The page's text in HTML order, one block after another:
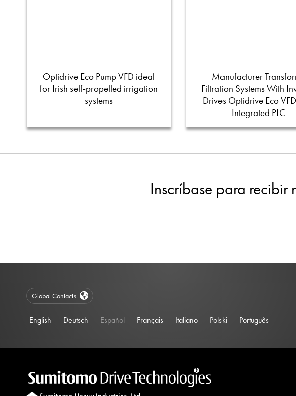
Optidrive Eco Pump VFD ideal
for Irish self-propelled irrigation
systems
Manufacturer
Filtration Systems With
Drives Optidrive Eco
Integrated PLC
Inscríbase para recibir
Global Contacts
English Deutsch Español Français Italiano Polski Português